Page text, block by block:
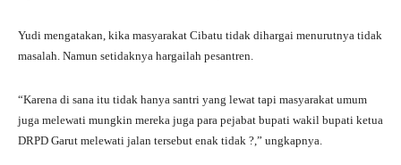
Yudi mengatakan, kika masyarakat Cibatu tidak dihargai menurutnya tidak
masalah. Namun setidaknya hargailah pesantren.
“Karena di sana itu tidak hanya santri yang lewat tapi masyarakat umum
juga melewati mungkin mereka juga para pejabat bupati wakil bupati ketua
DRPD Garut melewati jalan tersebut enak tidak ?,” ungkapnya.